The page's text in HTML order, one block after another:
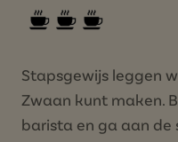
Stapsgewijs leggen
Zwaan kunt maken.
barista en ga aan de